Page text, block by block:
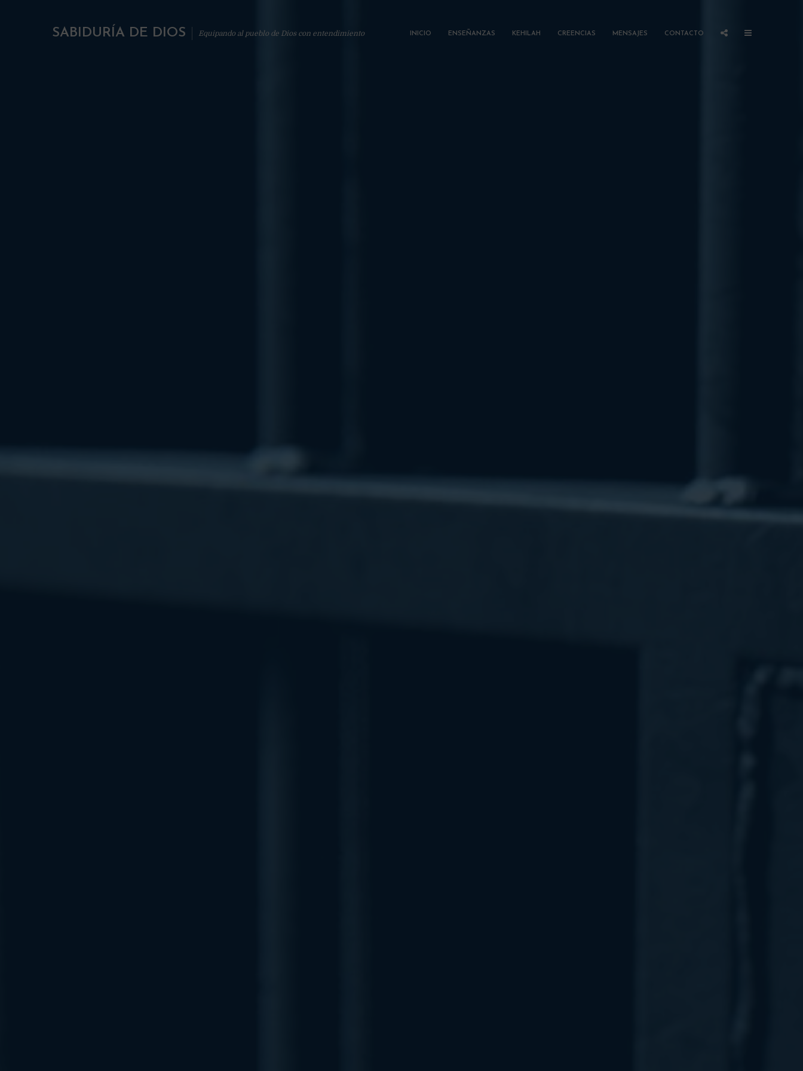
SABIDURÍA DE DIOS Equipando al pueblo de Dios con entendimiento INICIO ENSEÑANZAS KEHILAH CREENCIAS MENSAJES CONTACTO